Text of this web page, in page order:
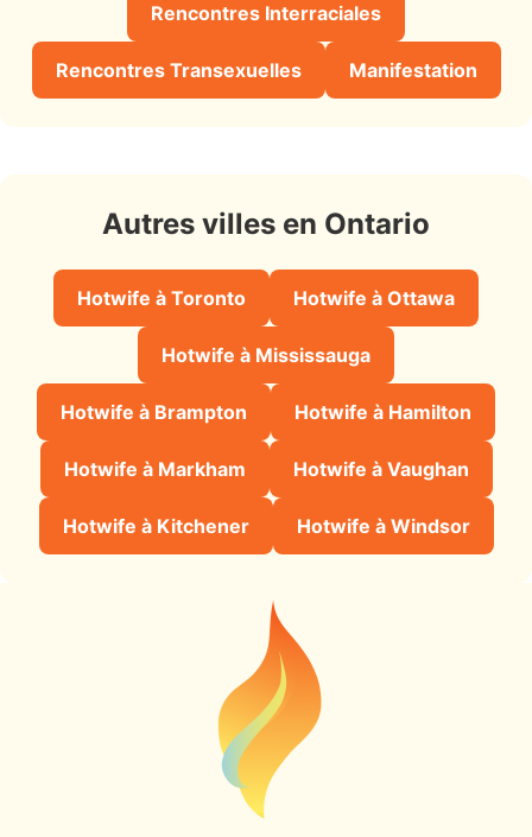
Rencontres Interraciales
Rencontres Transexuelles Manifestation
Autres villes en Ontario
Hotwife à Toronto Hotwife à Ottawa
Hotwife à Mississauga
Hotwife à Brampton Hotwife à Hamilton
Hotwife à Markham Hotwife à Vaughan
Hotwife à Kitchener Hotwife à Windsor